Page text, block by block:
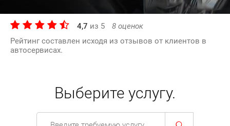
4,7 из 5 8 оценок
Рейтинг составлен исходя из отзывов от клиентов в
автосервисах.
Выберите услугу.